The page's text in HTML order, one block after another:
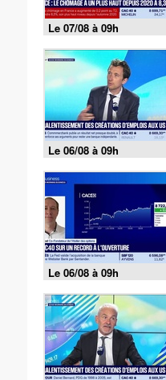
Le 07/08 à 09h
Le 06/08 à 09h
Le 06/08 à 09h